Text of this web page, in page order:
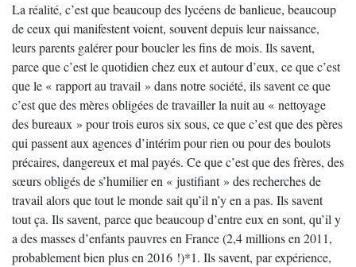
La réalité, c’est que beaucoup des lycéens de banlieue, beaucoup
de ceux qui manifestent voient, souvent depuis leur naissance,
leurs parents galérer pour boucler les fins de mois. Ils savent,
parce que c’est le quotidien chez eux et autour d’eux, ce que c’est
que le « rapport au travail » dans notre société, ils savent ce que
c’est que des mères obligées de travailler la nuit au « nettoyage
des bureaux » pour trois euros six sous, ce que c’est que des pères
qui passent aux agences d’intérim pour rien ou pour des boulots
précaires, dangereux et mal payés. Ce que c’est que des frères, des
sœurs obligés de s’humilier en « justifiant » des recherches de
travail alors que tout le monde sait qu’il n’y en a pas. Ils savent
tout ça. Ils savent, parce que beaucoup d’entre eux en sont, qu’il y
a des masses d’enfants pauvres en France (2,4 millions en 2011,
probablement bien plus en 2016 !)*1. Ils savent, par expérience,